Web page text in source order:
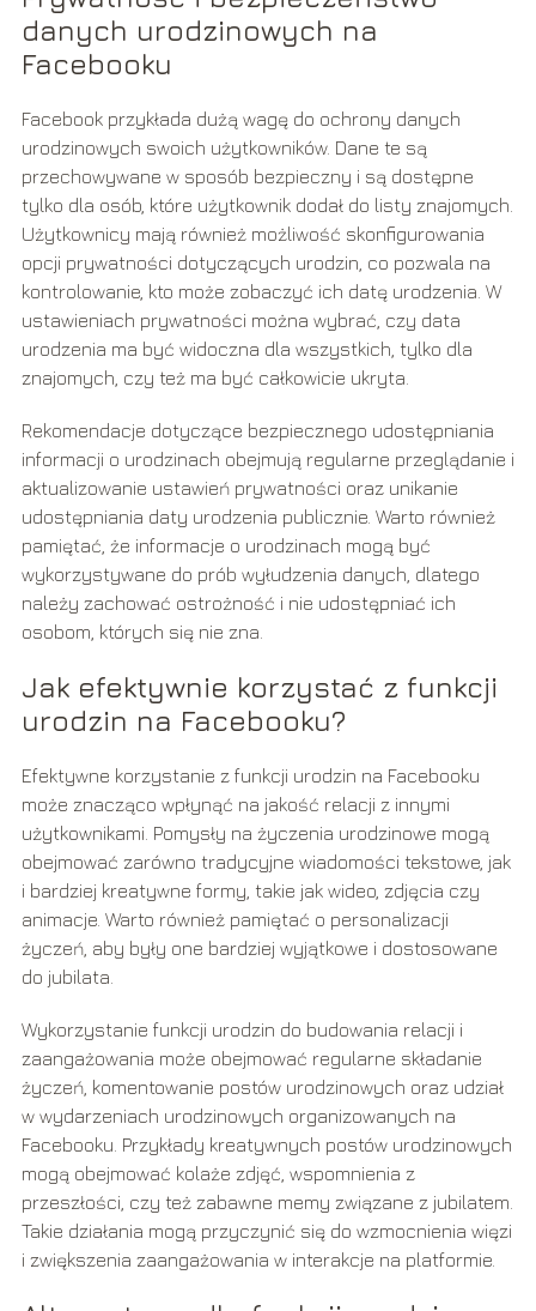
danych urodzinowych na
Facebooku
Facebook przykłada dużą wagę do ochrony danych
urodzinowych swoich użytkowników. Dane te są
przechowywane w sposób bezpieczny i są dostępne
tylko dla osób, które użytkownik dodał do listy znajomych.
Użytkownicy mają również możliwość skonfigurowania
opcji prywatności dotyczących urodzin, co pozwala na
kontrolowanie, kto może zobaczyć ich datę urodzenia. W
ustawieniach prywatności można wybrać, czy data
urodzenia ma być widoczna dla wszystkich, tylko dla
znajomych, czy też ma być całkowicie ukryta.
Rekomendacje dotyczące bezpiecznego udostępniania
informacji o urodzinach obejmują regularne przeglądanie i
aktualizowanie ustawień prywatności oraz unikanie
udostępniania daty urodzenia publicznie. Warto również
pamiętać, że informacje o urodzinach mogą być
wykorzystywane do prób wyłudzenia danych, dlatego
należy zachować ostrożność i nie udostępniać ich
osobom, których się nie zna.
Jak efektywnie korzystać z funkcji
urodzin na Facebooku?
Efektywne korzystanie z funkcji urodzin na Facebooku
może znacząco wpłynąć na jakość relacji z innymi
użytkownikami. Pomysły na życzenia urodzinowe mogą
obejmować zarówno tradycyjne wiadomości tekstowe, jak
i bardziej kreatywne formy, takie jak wideo, zdjęcia czy
animacje. Warto również pamiętać o personalizacji
życzeń, aby były one bardziej wyjątkowe i dostosowane
do jubilata.
Wykorzystanie funkcji urodzin do budowania relacji i
zaangażowania może obejmować regularne składanie
życzeń, komentowanie postów urodzinowych oraz udział
w wydarzeniach urodzinowych organizowanych na
Facebooku. Przykłady kreatywnych postów urodzinowych
mogą obejmować kolaże zdjęć, wspomnienia z
przeszłości, czy też zabawne memy związane z jubilatem.
Takie działania mogą przyczynić się do wzmocnienia więzi
i zwiększenia zaangażowania w interakcje na platformie.